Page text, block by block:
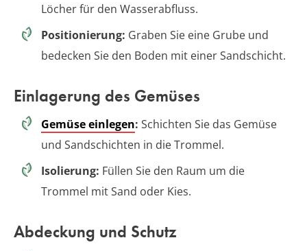
Löcher für den Wasserabfluss.
Positionierung: Graben Sie eine Grube und
bedecken Sie den Boden mit einer Sandschicht.
Einlagerung des Gemüses
Gemüse einlegen: Schichten Sie das Gemüse
und Sandschichten in die Trommel.
Isolierung: Füllen Sie den Raum um die
Trommel mit Sand oder Kies.
Abdeckung und Schutz